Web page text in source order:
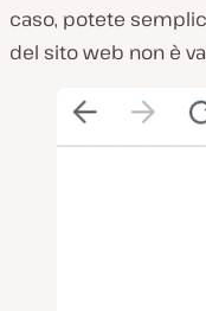
caso, potete
del sito web non è